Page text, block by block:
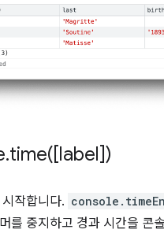
.time([label])
작합니다.
를 중지하고 경과 시간을 콘